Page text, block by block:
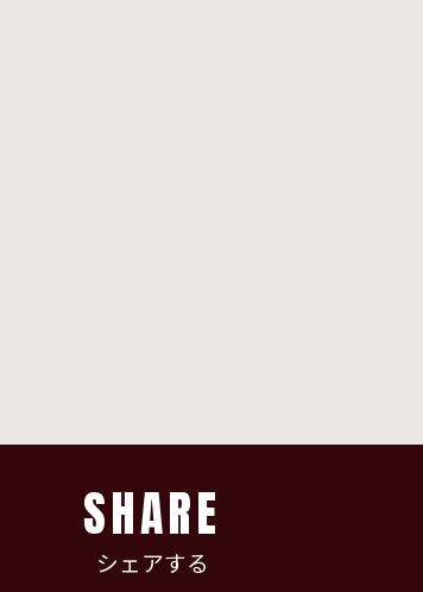
SHARE
シェアする